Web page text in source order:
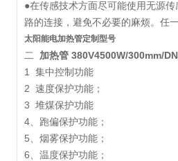
●在传感技术方面尽可能使用无源
路的连接，避免不必要的麻烦。任
太阳能电加热管定制型号
二 加热管 380V4500W/300mm/
1 集中控制功能
2 速度保护功能；
3 堆煤保护功能
4、跑偏保护功能；
5、烟雾保护功能；
6、温度保护功能；